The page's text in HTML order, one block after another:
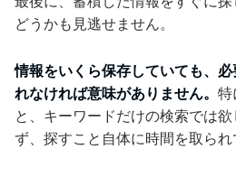
どうかも見逃せません。
情報をいくら保存していても、
れなければ意味がありません。 特
と、キーワードだけの検索では
ず、探すこと自体に時間を取られ